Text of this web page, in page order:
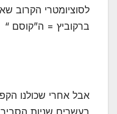
לסוציומטרי הקרוב
ברקוביץ = ה”קוסם “
אבל אחרי שכולנו
בעשרים שניות